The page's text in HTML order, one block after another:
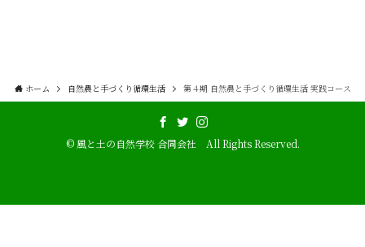
ホーム 自然農と手づくり循環生活 第４期 自然農と手づくり循環生活 実践コース
©風と土の自然学校 合同会社 All Rights Reserved.